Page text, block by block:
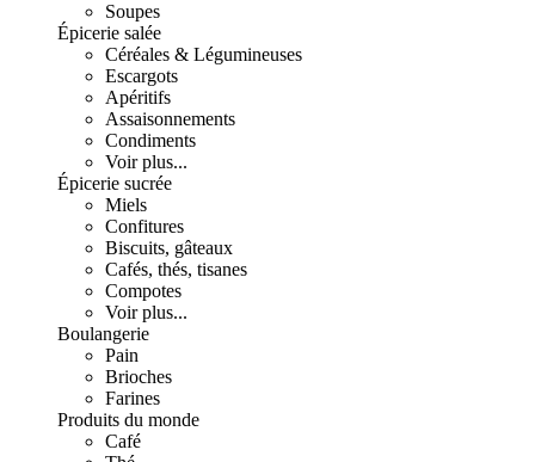
Soupes
Épicerie salée
Céréales & Légumineuses
Escargots
Apéritifs
Assaisonnements
Condiments
Voir plus...
Épicerie sucrée
Miels
Confitures
Biscuits, gâteaux
Cafés, thés, tisanes
Compotes
Voir plus...
Boulangerie
Pain
Brioches
Farines
Produits du monde
Café